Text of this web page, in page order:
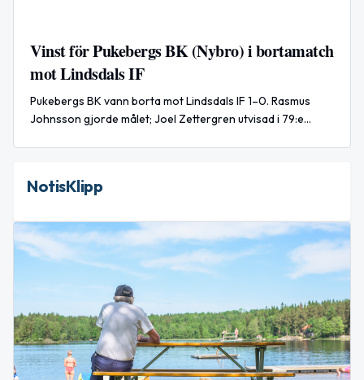
Vinst för Pukebergs BK (Nybro) i bortamatch
mot Lindsdals IF
Pukebergs BK vann borta mot Lindsdals IF 1–0. Rasmus
Johnsson gjorde målet; Joel Zettergren utvisad i 79:e
NotisKlipp